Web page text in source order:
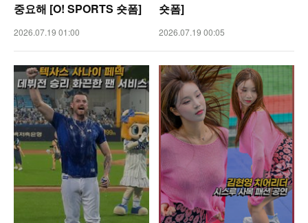
중요해 [O! SPORTS 숏폼]
2026.07.19 01:00
숏폼]
2026.07.19 00:05